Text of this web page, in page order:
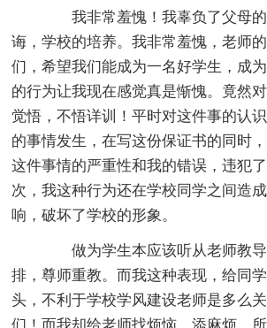
我非常羞愧！我辜负了父母的
诲，学校的培养。我非常羞愧，老师
们，希望我们能成为一名好学生，成
的行为让我现在感觉真是惭愧。竟然
觉悟，不悟详训！平时对这件事的认
的事情发生，在写这份保证书的同时
这件事情的严重性和我的错误，违犯
次，我这种行为还在学校同学之间造
响，破坏了学校的形象。
做为学生本应该听从老师教导
排，尊师重教。而我这种表现，给同
头，不利于学校学风建设老师是多么
们！而我却给老师找烦恼，添麻烦，